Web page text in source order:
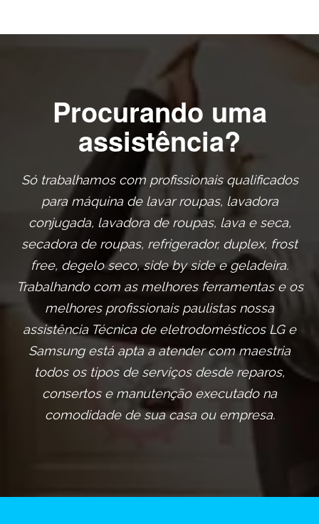
Procurando uma
assistência?
Só trabalhamos com profissionais qualificados
para máquina de lavar roupas, lavadora
conjugada, lavadora de roupas, lava e seca,
secadora de roupas, refrigerador, duplex, frost
free, degelo seco, side by side e geladeira.
Trabalhando com as melhores ferramentas e os
melhores profissionais paulistas nossa
assistência Técnica de eletrodomésticos LG e
Samsung está apta a atender com maestria
todos os tipos de serviços desde reparos,
consertos e manutenção executado na
comodidade de sua casa ou empresa.